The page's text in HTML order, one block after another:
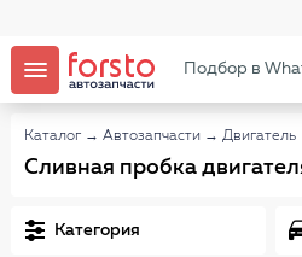
Подбор в
Каталог → Автозапчасти → Двигатель
Сливная пробка
Категория